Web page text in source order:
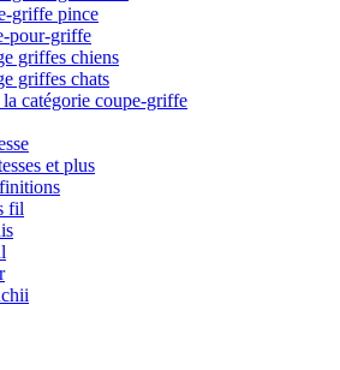
griffe pince
pour-griffe
griffes chiens
griffes chats
catégorie coupe-griffe
et plus
fil